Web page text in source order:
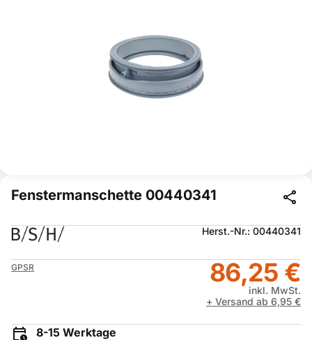
Fenstermanschette 00440341
Herst.-Nr.: 00440341
GPSR 86,25 €
inkl. MwSt.
+ Versand ab 6,95 €
8-15 Werktage